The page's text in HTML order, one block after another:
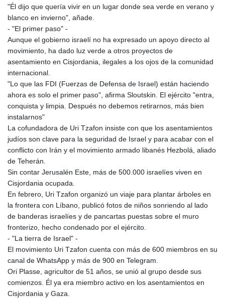
IMP 0.743223
IRR
1374799.999856
ISK 122.720325
JMD 158.828319
JOD 0.708998
JPY 157.685498
KGS 87.450024
KHR
4052.501203
KRW
KWD 0.30922
KYD 0.83294
KZT 469.017006
LBP
LKR 335.394689
LRD 181.249812
"Él dijo que quería vivir en un lugar donde sea verde en verano y
blanco en invierno", añade.
- "El primer paso" -
Aunque el gobierno israelí no ha expresado un apoyo directo al
movimiento, ha dado luz verde a otros proyectos de
asentamiento en Cisjordania, ilegales a los ojos de la comunidad
internacional.
"Lo que las FDI (Fuerzas de Defensa de Israel) están haciendo
ahora es solo el primer paso", afirma Sloutskin. El ejército "entra,
conquista y limpia. Después no debemos retirarnos, más bien
instalarnos"
La cofundadora de Uri Tzafon insiste con que los asentamientos
judíos son clave para la seguridad de Israel y para acabar con el
conflicto con Irán y el movimiento armado libanés Hezbolá, aliado
de Teherán.
Sin contar Jerusalén Este, más de 500.000 israelíes viven en
Cisjordania ocupada.
En febrero, Uri Tzafon organizó un viaje para plantar árboles en
la frontera con Líbano, publicó fotos de niños sonriendo al lado
de banderas israelíes y de pancartas puestas sobre el muro
fronterizo, hecho condenado por el ejército.
- "La tierra de Israel" -
El movimiento Uri Tzafon cuenta con más de 600 miembros en su
canal de WhatsApp y más de 900 en Telegram.
Ori Plasse, agricultor de 51 años, se unió al grupo desde sus
comienzos. Él ya era miembro activo en los asentamientos en
Cisjordania y Gaza.